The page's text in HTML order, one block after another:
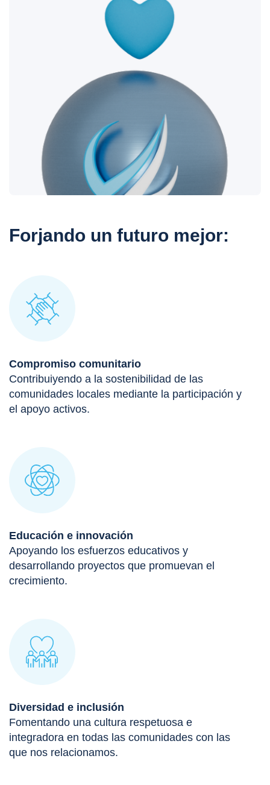
Forjando un futuro mejor:
Compromiso comunitario
Contribuiyendo a la sostenibilidad de las
comunidades locales mediante la participación y
el apoyo activos.
Educación e innovación
Apoyando los esfuerzos educativos y
desarrollando proyectos que promuevan el
crecimiento.
Diversidad e inclusión
Fomentando una cultura respetuosa e
integradora en todas las comunidades con las
que nos relacionamos.